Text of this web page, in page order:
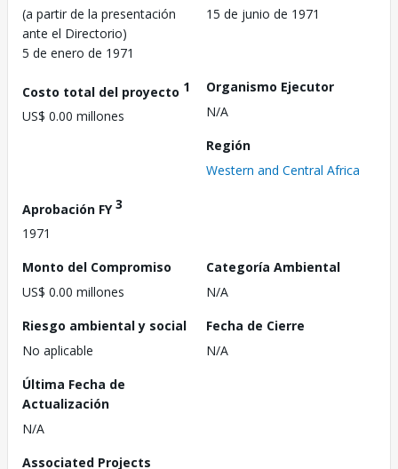
(a partir de la presentación
ante el Directorio)
5 de enero de 1971
15 de junio de 1971
Costo total del proyecto 1
US$ 0.00 millones
Organismo Ejecutor
N/A
Región
Western and Central Africa
Aprobación FY3
1971
Monto del Compromiso
US$ 0.00 millones
Categoría Ambiental
N/A
Riesgo ambiental y social
No aplicable
Fecha de Cierre
N/A
Última Fecha de
Actualización
N/A
Associated Projects